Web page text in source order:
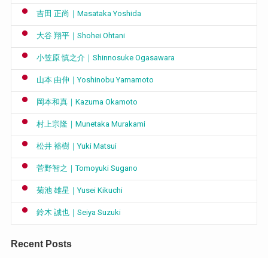
吉田 正尚｜Masataka Yoshida
大谷 翔平｜Shohei Ohtani
小笠原 慎之介｜Shinnosuke Ogasawara
山本 由伸｜Yoshinobu Yamamoto
岡本和真｜Kazuma Okamoto
村上宗隆｜Munetaka Murakami
松井 裕樹｜Yuki Matsui
菅野智之｜Tomoyuki Sugano
菊池 雄星｜Yusei Kikuchi
鈴木 誠也｜Seiya Suzuki
Recent Posts